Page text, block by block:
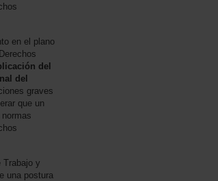
en el plano
del
del
graves
que un
Trabajo y
una postura